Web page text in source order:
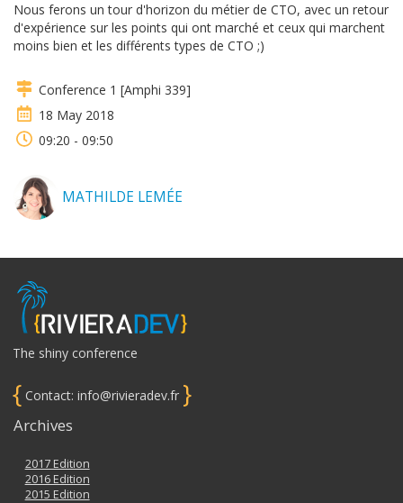
Nous ferons un tour d'horizon du métier de CTO, avec un retour
d'expérience sur les points qui ont marché et ceux qui marchent
moins bien et les différents types de CTO ;)
Conference 1 [Amphi 339]
18 May 2018
09:20 - 09:50
MATHILDE LEMÉE
The shiny conference
{ Contact: info@rivieradev.fr }
Archives
2017 Edition
2016 Edition
2015 Edition